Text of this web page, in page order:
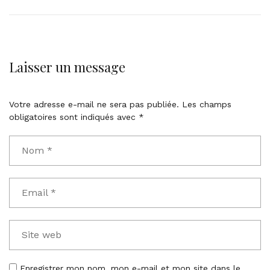
Laisser un message
Votre adresse e-mail ne sera pas publiée. Les champs
obligatoires sont indiqués avec *